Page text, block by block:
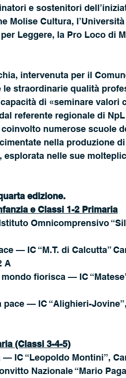
e sostenitori
Molise Cultura,
Leggere, la Pro Loco di
intervenuta per il
straordinarie qualità
di «seminare valori
referente regionale di
numerose scuole
nella produzione
esplorata nelle sue
edizione.
e Classi 1-2 Primaria
Omnicomprensivo
— IC “M.T. di Calcutta”
A
fiorisca — IC
— IC “Alighieri-
(Classi 3-4-5)
IC “Leopoldo Montini”,
Nazionale “Mario